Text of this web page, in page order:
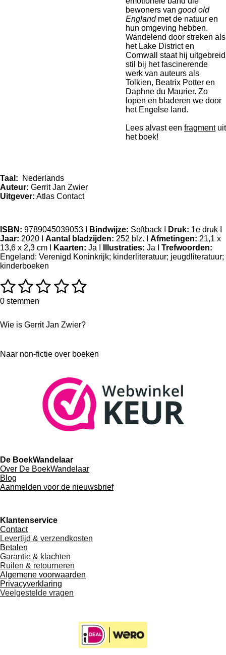
bewoners van good old
Englandmet de natuur en
hun omgeving hebben.
Wandelend door streken als
het Lake District en
Cornwall staat hij uitgebreid
stil bij het fascinerende
werk van auteurs als
Tolkien, Beatrix Potter en
Daphne du Maurier. Zo
lopen en bladeren we door
het Engelse land.
Lees alvast een fragmentuit
het boek!
Taal: Nederlands
Auteur: Gerrit Jan Zwier
Uitgever: Atlas Contact
ISBN: 9789045039053 I Bindwijze: Softback I Druk: 1e druk I
Jaar: 2020 I Aantal bladzijden: 252 blz. I Afmetingen: 21,1 x
13,6 x 2,3 cm I
Kaarten: Ja I Illustraties: Ja I Trefwoorden:
Engeland: Verenigd Koninkrijk; kinderliteratuur; jeugdliteratuur;
kinderboeken
R
a
t
g
s
1
s
t
r
2
s
t
r
3
s
t
r
n
4
t
r
e
n
5
t
r
e
n
S
0 stemmen
Wie is Gerrit Jan Zwier?
Naar non-fictie over boeken
De BoekWandelaar
Over De BoekWandelaar
Blog
Aanmelden voor de nieuwsbrief
Klantenservice
Contact
Levertijd & verzendkosten
Betalen
Garantie & klachten
Ruilen & retourneren
Algemene voorwaarden
Privacyverklaring
Veelgestelde vragen